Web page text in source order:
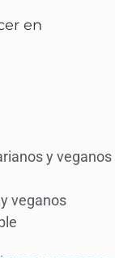
en
y veganos
veganos